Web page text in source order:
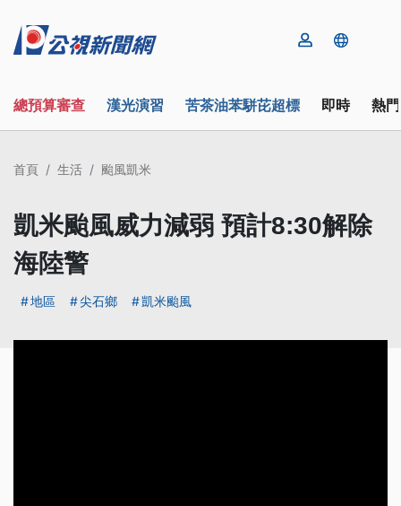
總預算審查 漢光演習 苦茶油苯駢芘超標 即時 熱
首頁 生活 颱風凱米
凱米颱風威力減弱 預計8:30解除
海陸警
地區 尖石鄉 凱米颱風